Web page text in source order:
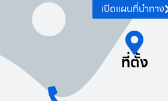
เปิดแผนที่นำทาง
ที่ตั้ง